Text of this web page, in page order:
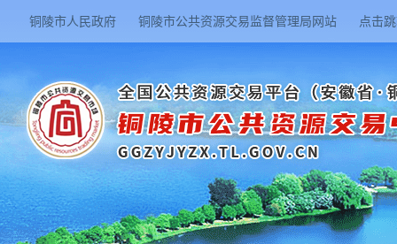
铜陵市人民政府 铜陵市公共资源交易监督管理局网站 点击